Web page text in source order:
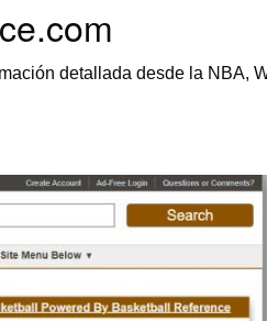
detallada desde la NBA,